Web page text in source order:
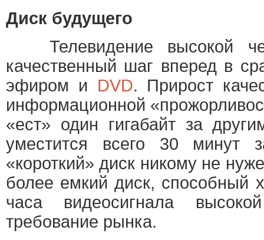
Диск будущего
Телевидение высокой
качественный шаг вперед в
эфиром и DVD. Прирост
информационной
«ест» один гигабайт за
уместится всего 30 минут
«короткий» диск никому не
более емкий диск, способный
часа видеосигнала
требование рынка.